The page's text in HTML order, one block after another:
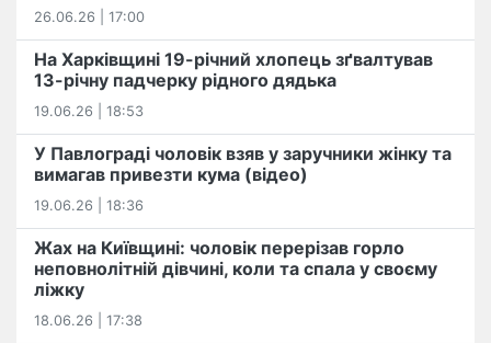
26.06.26 | 17:00
На Харківщині 19-річний хлопець​ ️зґвалтував
13-річну падчерку рідного дядька
19.06.26 | 18:53
У Павлограді чоловік взяв у заручники жінку та
вимагав привезти кума (відео)
19.06.26 | 18:36
Жах на Київщині: чоловік перерізав горло
неповнолітній дівчині, коли та спала у своєму
ліжку
18.06.26 | 17:38